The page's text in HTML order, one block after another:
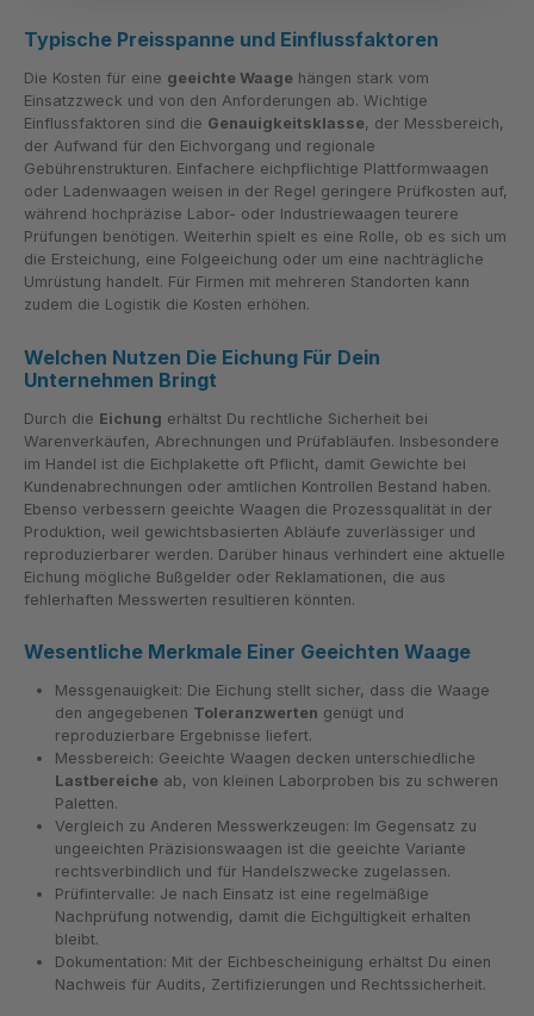
Typische Preisspanne und Einflussfaktoren
Die Kosten für eine geeichte Waage hängen stark vom
Einsatzzweck und von den Anforderungen ab. Wichtige
Einflussfaktoren sind die Genauigkeitsklasse, der Messbereich,
der Aufwand für den Eichvorgang und regionale
Gebührenstrukturen. Einfachere eichpflichtige Plattformwaagen
oder Ladenwaagen weisen in der Regel geringere Prüfkosten auf,
während hochpräzise Labor- oder Industriewaagen teurere
Prüfungen benötigen. Weiterhin spielt es eine Rolle, ob es sich um
die Erst­eichung, eine Folgeeichung oder um eine nachträgliche
Umrüstung handelt. Für Firmen mit mehreren Standorten kann
zudem die Logistik die Kosten erhöhen.
Welchen Nutzen Die Eichung Für Dein
Unternehmen Bringt
Durch die Eichung erhältst Du rechtliche Sicherheit bei
Warenverkäufen, Abrechnungen und Prüfabläufen. Insbesondere
im Handel ist die Eichplakette oft Pflicht, damit Gewichte bei
Kundenabrechnungen oder amtlichen Kontrollen Bestand haben.
Ebenso verbessern geeichte Waagen die Prozessqualität in der
Produktion, weil gewichtsbasierten Abläufe zuverlässiger und
reproduzierbarer werden. Darüber hinaus verhindert eine aktuelle
Eichung mögliche Bußgelder oder Reklamationen, die aus
fehlerhaften Messwerten resultieren könnten.
Wesentliche Merkmale Einer Geeichten Waage
Messgenauigkeit: Die Eichung stellt sicher, dass die Waage
den angegebenen Toleranzwerten genügt und
reproduzierbare Ergebnisse liefert.
Messbereich: Geeichte Waagen decken unterschiedliche
Lastbereicheab, von kleinen Laborproben bis zu schweren
Paletten.
Vergleich zu Anderen Messwerkzeugen: Im Gegensatz zu
ungeeichten Präzisionswaagen ist die geeichte Variante
rechtsverbindlich und für Handelszwecke zugelassen.
Prüfintervalle: Je nach Einsatz ist eine regelmäßige
Nachprüfung notwendig, damit die Eichgültigkeit erhalten
bleibt.
Dokumentation: Mit der Eichbescheinigung erhältst Du einen
Nachweis für Audits, Zertifizierungen und Rechtssicherheit.